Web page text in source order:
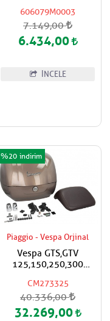
606079M0003
7.149,00
6.434,00
İNCELE
Piaggio - Vespa Orjinal
Vespa GTS,GTV
125,150,250,300
Çanta Kahverengi Renk
Boya Kod:129/A Koyu
Kahverengi Sırt Pedli
CM273325
%20
40.336,00
32.269,00